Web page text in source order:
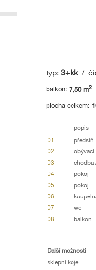
typ: 3+kk/
balkon: 7,50 m2
plocha celkem:
popis
01 předsíň
02 obývací
03 chodba
04 pokoj
05 pokoj
06
07 wc
08 balkon
Další možnosti
sklepní kóje